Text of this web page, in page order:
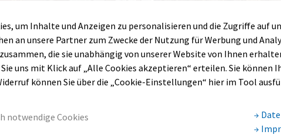
um Inhalte und Anzeigen zu personalisieren und die Zugriffe auf
an unsere Partner zum Zwecke der Nutzung für Werbung und
die sie unabhängig von unserer Website von Ihnen
uns mit Klick auf „Alle Cookies akzeptieren“ erteilen. Sie können
können Sie über die „Cookie-Einstellungen“ hier im Tool
notwendige Cookies